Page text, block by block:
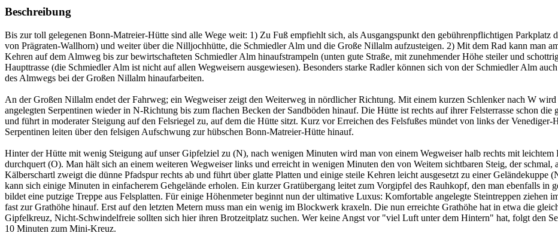
Beschreibung
Bis zur toll gelegenen Bonn-Matreier-Hütte sind alle Wege weit: 1) Zu Fuß empfiehlt sich, als Ausgangspunkt den gebührenpflichtigen
von Prägraten-Wallhorn) und weiter über die Nilljochhütte, die Schmiedler Alm und die Große Nillalm aufzusteigen. 2) Mit dem Rad kann man
Kehren auf dem Almweg bis zur bewirtschafteten Schmiedler Alm hinaufstrampeln (unten gute Straße, mit zunehmender Höhe steiler und
Haupttrasse (die Schmiedler Alm ist nicht auf allen Wegweisern ausgewiesen). Besonders starke Radler können sich von der Schmiedler Alm
des Almwegs bei der Großen Nillalm hinaufarbeiten.
An der Großen Nillalm endet der Fahrweg; ein Wegweiser zeigt den Weiterweg in nördlicher Richtung. Mit einem kurzen Schlenker nach W wird
angelegten Serpentinen wieder in N-Richtung bis zum flachen Becken der Sandböden hinauf. Die Hütte ist rechts auf ihrer Felsterrasse schon
und führt in moderater Steigung auf den Felsriegel zu, auf dem die Hütte sitzt. Kurz vor Erreichen des Felsfußes mündet von links der Venediger-
Serpentinen leiten über den felsigen Aufschwung zur hübschen Bonn-Matreier-Hütte hinauf.
Hinter der Hütte mit wenig Steigung auf unser Gipfelziel zu (N), nach wenigen Minuten wird man von einem Wegweiser halb rechts mit
durchquert (O). Man hält sich an einem weiteren Wegweiser links und erreicht in wenigen Minuten den von Weitem sichtbaren Steig, der
Kälberschartl zweigt die dünne Pfadspur rechts ab und führt über glatte Platten und einige steile Kehren leicht ausgesetzt zu einer Geländekuppe
kann sich einige Minuten in einfacherem Gehgelände erholen. Ein kurzer Gratübergang leitet zum Vorgipfel des Rauhkopf, den man ebenfalls in
bildet eine putzige Treppe aus Felsplatten. Für einige Höhenmeter beginnt nun der ultimative Luxus: Komfortable angelegte Steintreppen
fast zur Grathöhe hinauf. Erst auf den letzten Metern muss man ein wenig im Blockwerk kraxeln. Die nun erreichte Grathöhe hat in etwa die
Gipfelkreuz, Nicht-Schwindelfreie sollten sich hier ihren Brotzeitplatz suchen. Wer keine Angst vor "viel Luft unter dem Hintern" hat, folgt den
10 Minuten zum Mini-Kreuz.